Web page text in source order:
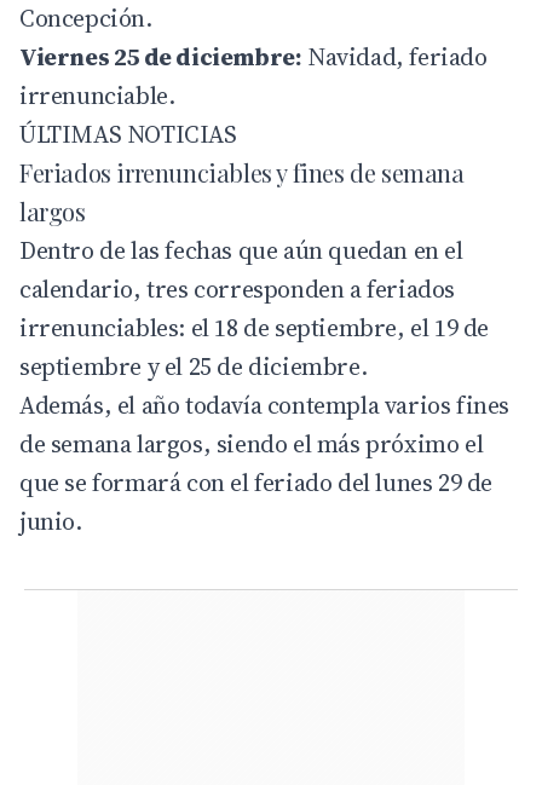
Concepción.
Viernes 25 de diciembre: Navidad, feriado
irrenunciable.
ÚLTIMAS NOTICIAS
Feriados irrenunciables y fines de semana
largos
Dentro de las fechas que aún quedan en el
calendario, tres corresponden a feriados
irrenunciables: el 18 de septiembre, el 19 de
septiembre y el 25 de diciembre.
Además, el año todavía contempla varios fines
de semana largos, siendo el más próximo el
que se formará con el feriado del lunes 29 de
junio.